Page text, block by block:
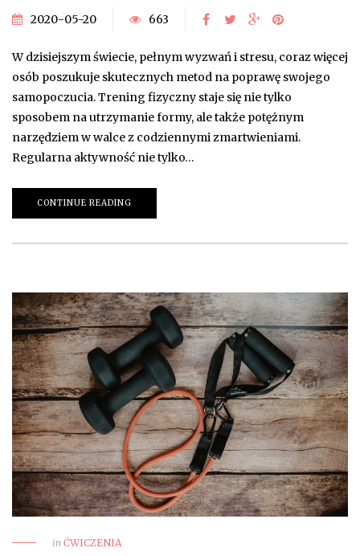
2020-05-20 663
W dzisiejszym świecie, pełnym wyzwań i stresu, coraz więcej
osób poszukuje skutecznych metod na poprawę swojego
samopoczucia. Trening fizyczny staje się nie tylko
sposobem na utrzymanie formy, ale także potężnym
narzędziem w walce z codziennymi zmartwieniami.
Regularna aktywność nie tylko…
CONTINUE READING
in ĆWICZENIA